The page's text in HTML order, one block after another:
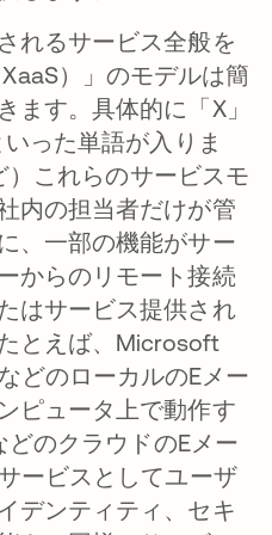
れるサービス全般を
）」のモデルは簡
ます。具体的に「X」
った単語が入りま
）これらのサービスモ
内の担当者だけが管
、一部の機能がサー
からのリモート接続
はサービス提供され
とえば、Microsoft
どのローカルのEメー
ピュータ上で動作す
のクラウドのEメー
ービスとしてユーザ
デンティティ、セキ